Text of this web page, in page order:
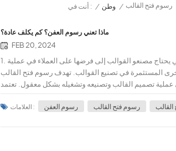
أنت في : / وطن / رسوم فتح القالب
ماذا تعني رسوم العفن؟ كم يكلف عادة؟
FEB 20, 2024
1. ما معنى رسوم فتح القالب تشير رسوم فتح القالب إلى الرسوم التي يحتاج مصنعو القوالب إلى فرضها على العملاء في عملية
المستثمرة في تصنيع القوالب. تهدف رسوم فتح القالب
تصميم القالب وتصنيعه وتشغيله بشكل معقول. تعتمد
والمعدات والعمالة والتكاليف الأخرى، بالإضافة إلى
طلب العملاء والمنافسة في السوق. ولذلك، فإن المبلغ الدقيق لتكاليف فتح القالب يمكن أن يختلف بشكل كبير. 2. كم تكلفة فتح
قد تتطلب بعض القوالب المتطورة تكاليف فتح قالب أعلى
العلامات : رسوم العفن رسوم فتح القالب القالب